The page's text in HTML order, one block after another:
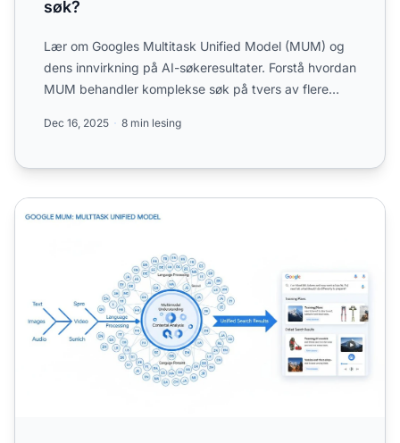
søk?
Lær om Googles Multitask Unified Model (MUM) og
dens innvirkning på AI-søkeresultater. Forstå hvordan
MUM behandler komplekse søk på tvers av flere
Dec 16, 2025 8 min lesing
MUM (Multitask Unified Model)